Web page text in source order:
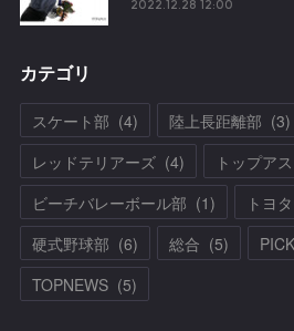
2022.12.28 12:00
カテゴリ
スケート部 (4) 陸上長距離部 (3)
レッドテリアーズ (4) トップア
ビーチバレーボール部 (1) トヨ
硬式野球部 (6) 総合 (5)
TOPNEWS (5)